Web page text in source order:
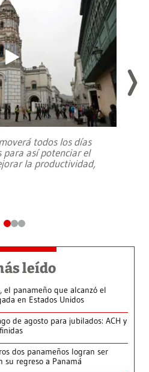
todos los días
para así potenciar el
la productividad,
leído
el panameño que alcanzó el
en Estados Unidos
de agosto para jubilados: ACH y
dos panameños logran ser
su regreso a Panamá